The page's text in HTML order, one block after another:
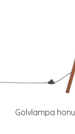
Golvlampa